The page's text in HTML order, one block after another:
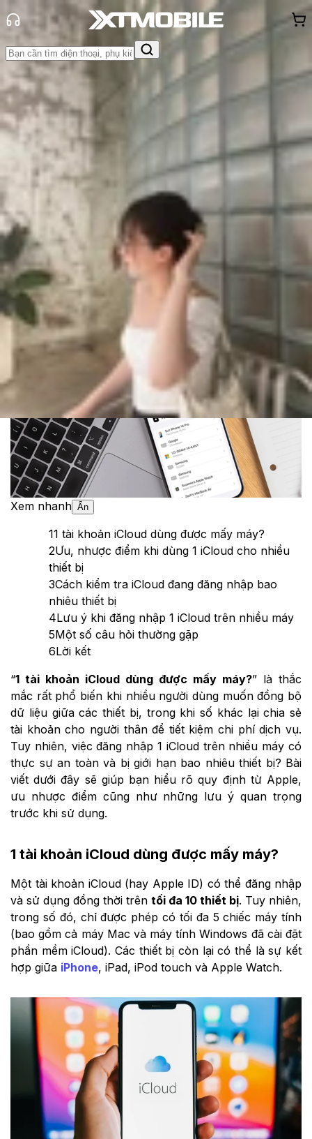
Trang chủ
Tin tức
Hỏi đáp
Tin Mới
Đánh Giá - Trên Tay
Khuyến
Thủ thuật Thông báoKhách
hàng - Sự kiện
Góc giải đáp: 1 tài khoản iCloud
dùng được mấy máy?
Triệu Vy
Ngày đăng: 12/05/2026
Cập nhật:
11/07/2026
Theo dõi XTMobile trên
Xem nhanh Ẩn
11 tài khoản iCloud dùng được mấy máy?
2Ưu, nhược điểm khi dùng 1 iCloud cho nhiều
thiết bị
3Cách kiểm tra iCloud đang đăng nhập bao
nhiêu thiết bị
4Lưu ý khi đăng nhập 1 iCloud trên nhiều máy
5Một số câu hỏi thường gặp
6Lời kết
“1 tài khoản iCloud dùng được mấy máy?” là thắc
mắc rất phổ biến khi nhiều người dùng muốn đồng bộ
dữ liệu giữa các thiết bị, trong khi số khác lại chia sẻ
tài khoản cho người thân để tiết kiệm chi phí dịch vụ.
Tuy nhiên, việc đăng nhập 1 iCloud trên nhiều máy có
thực sự an toàn và bị giới hạn bao nhiêu thiết bị? Bài
viết dưới đây sẽ giúp bạn hiểu rõ quy định từ Apple,
ưu nhược điểm cũng như những lưu ý quan trọng
trước khi sử dụng.
1 tài khoản iCloud dùng được mấy máy?
Một tài khoản iCloud (hay Apple ID) có thể đăng nhập
và sử dụng đồng thời trên tối đa 10 thiết bị. Tuy nhiên,
trong số đó, chỉ được phép có tối đa 5 chiếc máy tính
(bao gồm cả máy Mac và máy tính Windows đã cài đặt
phần mềm iCloud). Các thiết bị còn lại có thể là sự kết
hợp giữa iPhone, iPad, iPod touch và Apple Watch.